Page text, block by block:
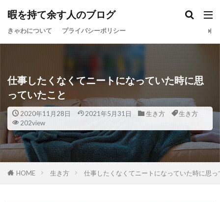
暇を持て余す人のブログ
きゃわについて プライバシーポリシー
仕事したくなくてニートになっていた時に思
っていたこと
2020年11月28日 2021年5月31日 生き方
生き方
202view
HOME 生き方 仕事したくなくてニートになっていた時に思っ